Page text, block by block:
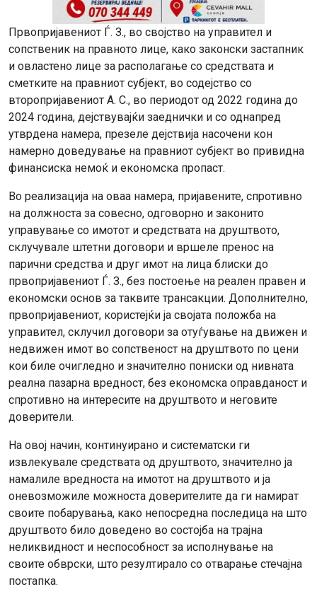
Првопријавениот Ѓ. З., во својство на управител и
сопственик на правното лице, како законски застапник
и овластено лице за располагање со средствата и
сметките на правниот субјект, во содејство со
второпријавениот А. С., во периодот од 2022 година до
2024 година, дејствувајќи заеднички и со однапред
утврдена намера, презеле дејствија насочени кон
намерно доведување на правниот субјект во привидна
финансиска немоќ и економска пропаст.
Во реализација на оваа намера, пријавените, спротивно
на должноста за совесно, одговорно и законито
управување со имотот и средствата на друштвото,
склучувале штетни договори и вршеле пренос на
парични средства и друг имот на лица блиски до
првопријавениот Ѓ. З., без постоење на реален правен и
економски основ за таквите трансакции. Дополнително,
првопријавениот, користејќи ја својата положба на
управител, склучил договори за отуѓување на движен и
недвижен имот во сопственост на друштвото по цени
кои биле очигледно и значително пониски од нивната
реална пазарна вредност, без економска оправданост и
спротивно на интересите на друштвото и неговите
доверители.
На овој начин, континуирано и систематски ги
извлекувале средствата од друштвото, значително ја
намалиле вредноста на имотот на друштвото и ја
оневозможиле можноста доверителите да ги намират
своите побарувања, како непосредна последица на што
друштвото било доведено во состојба на трајна
неликвидност и неспособност за исполнување на
своите обврски, што резултирало со отварање стечајна
постапка.